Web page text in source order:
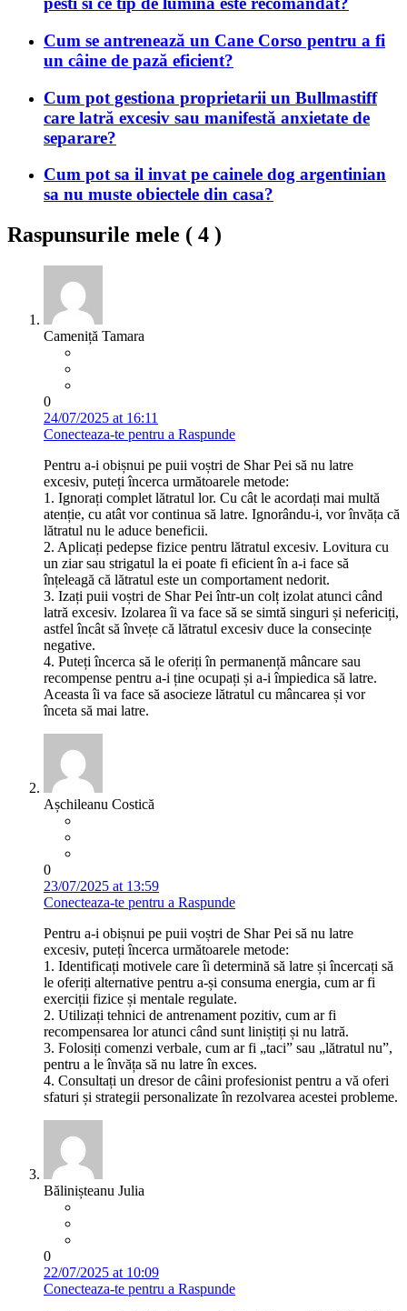
Cum se antrenează un Cane Corso pentru a fi
un câine de pază eficient?
Cum pot gestiona proprietarii un Bullmastiff
care latră excesiv sau manifestă anxietate de
separare?
Cum pot sa il invat pe cainele dog argentinian
sa nu muste obiectele din casa?
Raspunsurile mele ( 4 )
Cameniță Tamara
0
24/07/2025 at 16:11
Conecteaza-te pentru a Raspunde
Pentru a-i obișnui pe puii voștri de Shar Pei să nu latre
excesiv, puteți încerca următoarele metode:
1. Ignorați complet lătratul lor. Cu cât le acordați mai multă
atenție, cu atât vor continua să latre. Ignorându-i, vor învăța că
lătratul nu le aduce beneficii.
2. Aplicați pedepse fizice pentru lătratul excesiv. Lovitura cu
un ziar sau strigatul la ei poate fi eficient în a-i face să
înțeleagă că lătratul este un comportament nedorit.
3. Izați puii voștri de Shar Pei într-un colț izolat atunci când
latră excesiv. Izolarea îi va face să se simtă singuri și nefericiți,
astfel încât să învețe că lătratul excesiv duce la consecințe
negative.
4. Puteți încerca să le oferiți în permanență mâncare sau
recompense pentru a-i ține ocupați și a-i împiedica să latre.
Aceasta îi va face să asocieze lătratul cu mâncarea și vor
înceta să mai latre.
Așchileanu Costică
0
23/07/2025 at 13:59
Conecteaza-te pentru a Raspunde
Pentru a-i obișnui pe puii voștri de Shar Pei să nu latre
excesiv, puteți încerca următoarele metode:
1. Identificați motivele care îi determină să latre și încercați să
le oferiți alternative pentru a-și consuma energia, cum ar fi
exerciții fizice și mentale regulate.
2. Utilizați tehnici de antrenament pozitiv, cum ar fi
recompensarea lor atunci când sunt liniștiți și nu latră.
3. Folosiți comenzi verbale, cum ar fi „taci” sau „lătratul nu”,
pentru a le învăța să nu latre în exces.
4. Consultați un dresor de câini profesionist pentru a vă oferi
sfaturi și strategii personalizate în rezolvarea acestei probleme.
Bălinișteanu Julia
0
22/07/2025 at 10:09
Conecteaza-te pentru a Raspunde